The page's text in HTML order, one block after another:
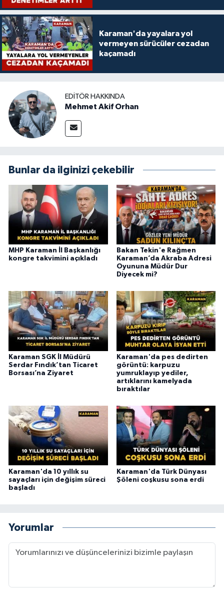
Karaman'da yayalara yol
vermeyen sürücüler cezadan
kaçamadı
EDITÖR HAKKINDA
Mehmet Akif Orhan
Bunlar da ilginizi çekebilir
MHP Karaman İl Başkanlığı
kongre takvimini açıkladı
Bakan Tekin'e Rağmen
Karaman’da Akraba Adresi
Oyununa Müdür Dur
Diyecek mi?
Karaman SGK İl Müdürü
Serdar Fındık’tan Ticaret
Borsası’na Ziyaret
Karaman'da pes dedirten
görüntü: karpuzu
yumruklayıp yediler,
artıklarını kamelyada
bıraktılar
Karaman'da 10 yıllık su
sayaçları için değişim süreci
başladı
Karaman'da Türk Dünyası
Şöleni coşkusu sona erdi
Yorumlar